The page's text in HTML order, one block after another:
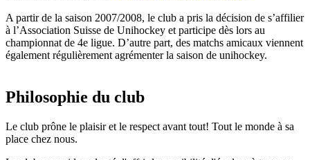
A partir de la saison 2007/2008, le club a pris la décision de s’affilier
à l’Association Suisse de Unihockey et participe dès lors au
championnat de 4e ligue. D’autre part, des matchs amicaux viennent
également régulièrement agrémenter la saison de unihockey.
Philosophie du club
Le club prône le plaisir et le respect avant tout! Tout le monde à sa
place chez nous.